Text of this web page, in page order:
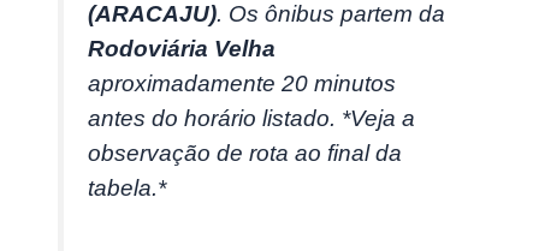
(ARACAJU). Os ônibus partem da
Rodoviária Velha
aproximadamente 20 minutos
antes do horário listado. *Veja a
observação de rota ao final da
tabela.*